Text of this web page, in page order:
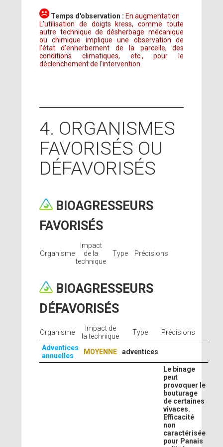
Temps d'observation : En augmentation
L'utilisation de doigts kress, comme toute
autre technique de désherbage mécanique
ou chimique implique une observation de
l'état d'enherbement de la parcelle, des
conditions climatiques, etc., pour le
déclenchement de l'intervention.
4. ORGANISMES
FAVORISÉS OU
DÉFAVORISÉS
BIOAGRESSEURS
FAVORISÉS
Organisme
Impact
de la
technique
Type Précisions
BIOAGRESSEURS
DÉFAVORISÉS
Organisme
Impact de
la technique
Type
Précisions
Adventices
annuelles
MOYENNE adventices
Le binage
peut
provoquer le
bouturage
de certaines
vivaces.
Efficacité
non
caractérisée
pour Panais